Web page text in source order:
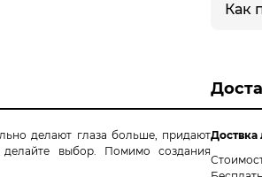
Как
делают глаза больше, придают
выбор. Помимо создания
Доствка